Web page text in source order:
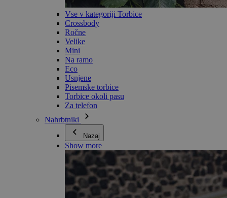
Vse v kategoriji Torbice
Crossbody
Ročne
Velike
Mini
Na ramo
Eco
Usnjene
Pisemske torbice
Torbice okoli pasu
Za telefon
Nahrbtniki
Nazaj
Show more